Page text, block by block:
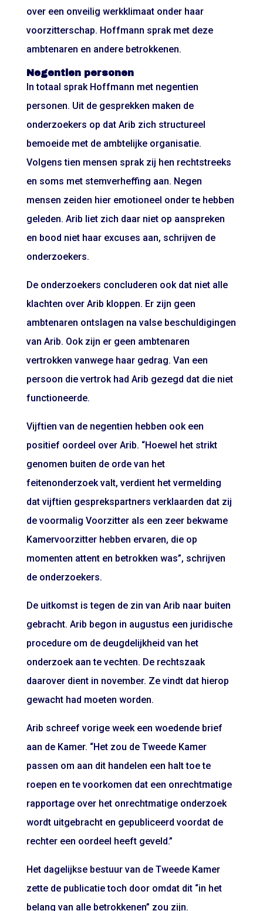
over een onveilig werkklimaat onder haar
voorzitterschap. Hoffmann sprak met deze
ambtenaren en andere betrokkenen.
Negentien personen
In totaal sprak Hoffmann met negentien
personen. Uit de gesprekken maken de
onderzoekers op dat Arib zich structureel
bemoeide met de ambtelijke organisatie.
Volgens tien mensen sprak zij hen rechtstreeks
en soms met stemverheffing aan. Negen
mensen zeiden hier emotioneel onder te hebben
geleden. Arib liet zich daar niet op aanspreken
en bood niet haar excuses aan, schrijven de
onderzoekers.
De onderzoekers concluderen ook dat niet alle
klachten over Arib kloppen. Er zijn geen
ambtenaren ontslagen na valse beschuldigingen
van Arib. Ook zijn er geen ambtenaren
vertrokken vanwege haar gedrag. Van een
persoon die vertrok had Arib gezegd dat die niet
functioneerde.
Vijftien van de negentien hebben ook een
positief oordeel over Arib. “Hoewel het strikt
genomen buiten de orde van het
feitenonderzoek valt, verdient het vermelding
dat vijftien gesprekspartners verklaarden dat zij
de voormalig Voorzitter als een zeer bekwame
Kamervoorzitter hebben ervaren, die op
momenten attent en betrokken was”, schrijven
de onderzoekers.
De uitkomst is tegen de zin van Arib naar buiten
gebracht. Arib begon in augustus een juridische
procedure om de deugdelijkheid van het
onderzoek aan te vechten. De rechtszaak
daarover dient in november. Ze vindt dat hierop
gewacht had moeten worden.
Arib schreef vorige week een woedende brief
aan de Kamer. “Het zou de Tweede Kamer
passen om aan dit handelen een halt toe te
roepen en te voorkomen dat een onrechtmatige
rapportage over het onrechtmatige onderzoek
wordt uitgebracht en gepubliceerd voordat de
rechter een oordeel heeft geveld.”
Het dagelijkse bestuur van de Tweede Kamer
zette de publicatie toch door omdat dit “in het
belang van alle betrokkenen” zou zijn.